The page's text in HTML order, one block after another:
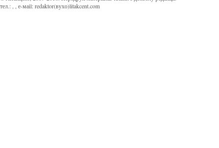
тел.:
, е-маіl:redaktor(вухо)litakcent.com